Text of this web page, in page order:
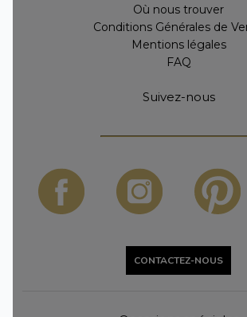
Où nous trouver
Conditions Générales de
Mentions légales
FAQ
Suivez-nous
CONTACTEZ-NOUS